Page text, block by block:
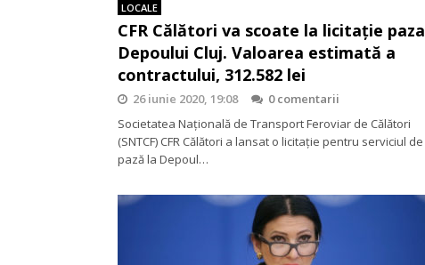
LOCALE
CFR Călători va scoate la licitație paza
Depoului Cluj. Valoarea estimată a
contractului, 312.582 lei
26 iunie 2020, 19:08
0 comentarii
Societatea Națională de Transport Feroviar de Călători
(SNTCF) CFR Călători a lansat o licitație pentru serviciul de
pază la Depoul…